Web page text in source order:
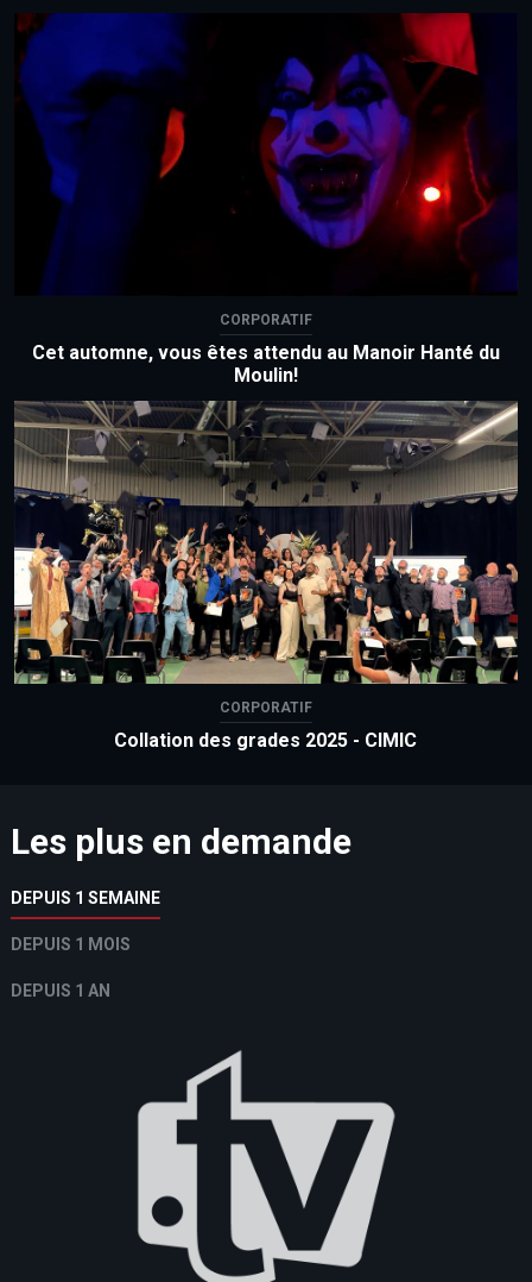
CORPORATIF
Cet automne, vous êtes attendu au Manoir Hanté du
Moulin!
CORPORATIF
Collation des grades 2025 - CIMIC
Les plus en demande
DEPUIS 1 SEMAINE
DEPUIS 1 MOIS
DEPUIS 1 AN